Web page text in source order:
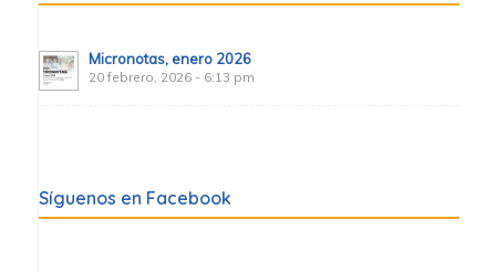
Micronotas, enero 2026
20 febrero, 2026 - 6:13 pm
Síguenos en Facebook